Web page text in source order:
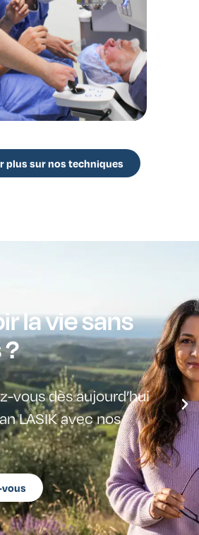
plus sur PRESBYLASIK
plus sur nos techniques
grand air
vous dès aujourd’hui
LASIK avec nos
vous